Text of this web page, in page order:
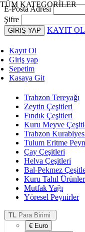
E-Posta Adresi
Şifre
KAYIT OL
Kayıt Ol
Giriş yap
Sepetim
Kasaya Git
Trabzon Tereyağı
Zeytin Çeşitleri
Fındık Çeşitleri
Kuru Meyve
Trabzon
Tulum Eritme
Çay Çeşitleri
Helva Çeşitleri
Bal-Pekmez
Kuru Tahıl Ürünler
Mutfak Yağı
Yöresel Peynirler
TL Para Birimi
€ Euro
TÜM KATEGORİLER